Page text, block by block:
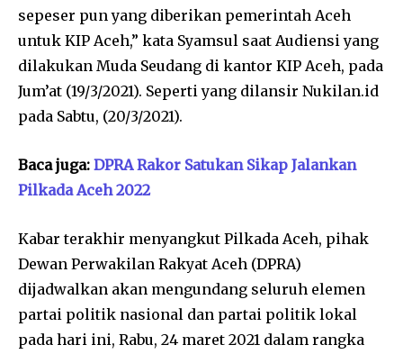
sepeser pun yang diberikan pemerintah Aceh
untuk KIP Aceh,” kata Syamsul saat Audiensi yang
dilakukan Muda Seudang di kantor KIP Aceh, pada
Jum’at (19/3/2021). Seperti yang dilansir Nukilan.id
pada Sabtu, (20/3/2021).
Baca juga: DPRA Rakor Satukan Sikap Jalankan
Pilkada Aceh 2022
Kabar terakhir menyangkut Pilkada Aceh, pihak
Dewan Perwakilan Rakyat Aceh (DPRA)
dijadwalkan akan mengundang seluruh elemen
partai politik nasional dan partai politik lokal
pada hari ini, Rabu, 24 maret 2021 dalam rangka